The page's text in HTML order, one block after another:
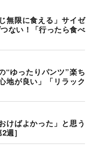
無限に食える」サイゼ
ない！「行ったら食べ
“ゆったりパンツ”楽ち
地が良い」「リラック
けばよかった」と思う
週］